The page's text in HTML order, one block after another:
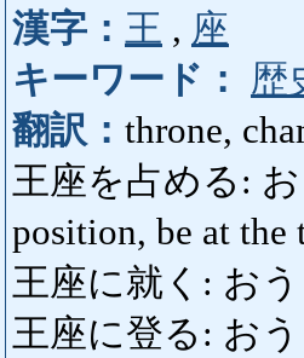
漢字： 王 , 座
キーワード：
歴
翻訳： throne,
王座を占める:
position, be at
王座に就く: お
王座に登る: お